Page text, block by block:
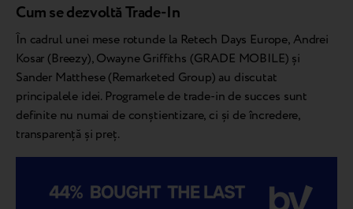
Cum se dezvoltă Trade-In
În cadrul unei mese rotunde la Retech Days Europe, Andrei
Kosar (Breezy), Owayne Griffiths (GRADE MOBILE) și
Sander Matthese (Remarketed Group) au discutat
principalele idei. Programele de trade-in de succes sunt
definite nu numai de conștientizare, ci și de încredere,
transparență și preț.